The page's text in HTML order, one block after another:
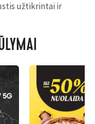
užtikrintai ir